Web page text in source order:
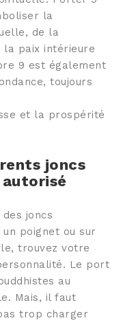
la
de la
la paix intérieure
9 est également
toujours
et la prospérité
joncs
joncs
poignet ou sur
trouvez votre
Le port
au
Mais, il faut
trop charger